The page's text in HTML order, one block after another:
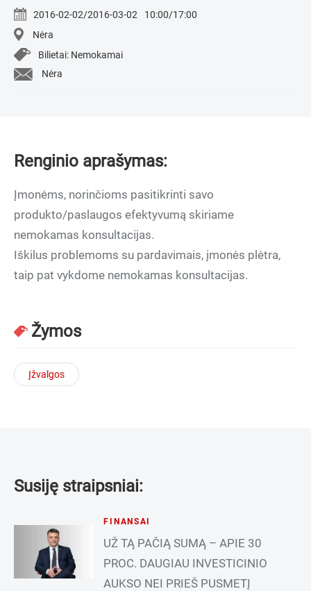
2016-02-02/2016-03-02
10:00/17:00
Nėra
Bilietai: Nemokamai
Nėra
Renginio aprašymas:
Įmonėms, norinčioms pasitikrinti savo
produkto/paslaugos efektyvumą skiriame
nemokamas konsultacijas.
Iškilus problemoms su pardavimais, įmonės plėtra,
taip pat vykdome nemokamas konsultacijas.
Žymos
Įžvalgos
Susiję straipsniai:
FINANSAI
UŽ TĄ PAČIĄ SUMĄ – APIE 30
PROC. DAUGIAU INVESTICINIO
AUKSO NEI PRIEŠ PUSMETĮ